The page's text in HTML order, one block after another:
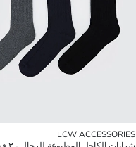
LCW ACCESSORIES